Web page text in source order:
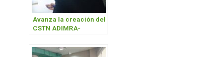
Avanza la creación del
CSTN ADIMRA-